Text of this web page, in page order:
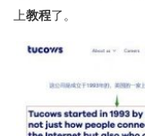
上教程了。